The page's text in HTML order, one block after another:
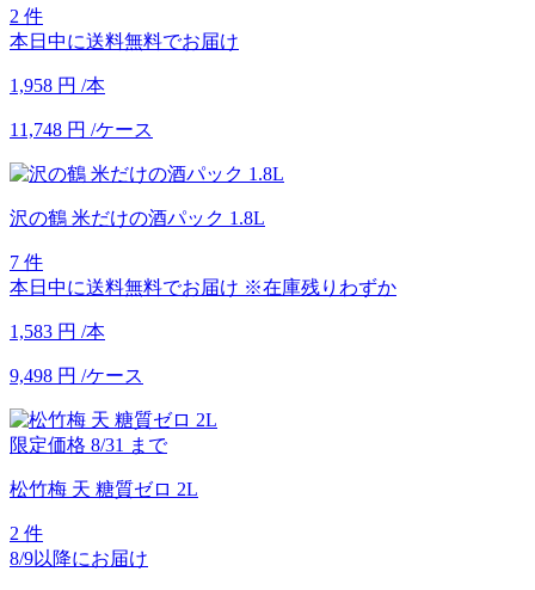
2 件
本日中に送料無料でお届け
1,958 円 /本
11,748 円 /ケース
沢の鶴 米だけの酒パック 1.8L
7 件
本日中に送料無料でお届け ※在庫残りわずか
1,583 円 /本
9,498 円 /ケース
限定価格 8/31 まで
松竹梅 天 糖質ゼロ 2L
2 件
8/9以降にお届け